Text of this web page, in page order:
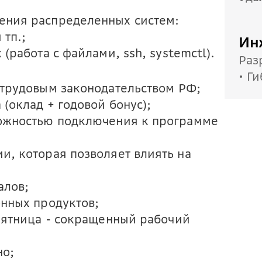
распределенных систем:
(работа с файлами, ssh, systemctl).
законодательством РФ;
+ годовой бонус);
подключения к программе
которая позволяет влиять на
продуктов;
- сокращенный рабочий
•